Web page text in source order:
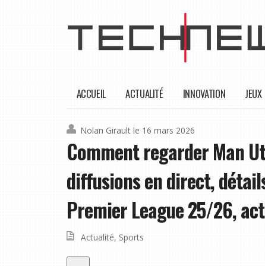
ACCUEIL ACTUALITÉ INNOVATION JEUX
Nolan Girault le 16 mars 2026
Comment regarder Man
diffusions en direct,
Premier League 25/26,
Actualité, Sports